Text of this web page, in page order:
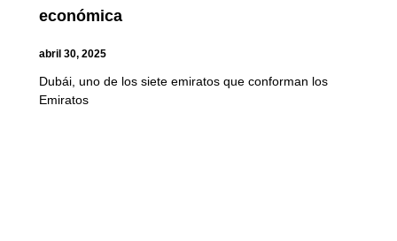
económica
abril 30, 2025
Dubái, uno de los siete emiratos que conforman los
Emiratos